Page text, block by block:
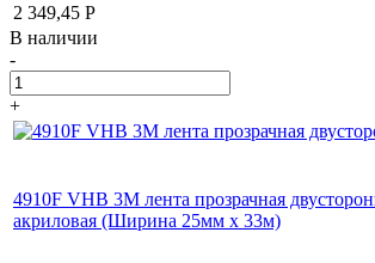
2 349,45 Р
В наличии
-
+
4910F VHB 3М лента прозрачная
акриловая (Ширина 25мм х 33м)